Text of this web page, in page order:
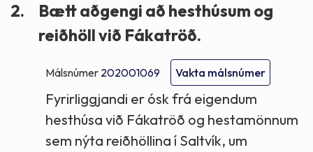
2.
Bætt aðgengi að hesthúsum og
reiðhöll við Fákatröð.
Málsnúmer 202001069 Vakta málsnúmer
Fyrirliggjandi er ósk frá eigendum
hesthúsa við Fákatröð og hestamönnum
sem nýta reiðhöllina í Saltvík, um